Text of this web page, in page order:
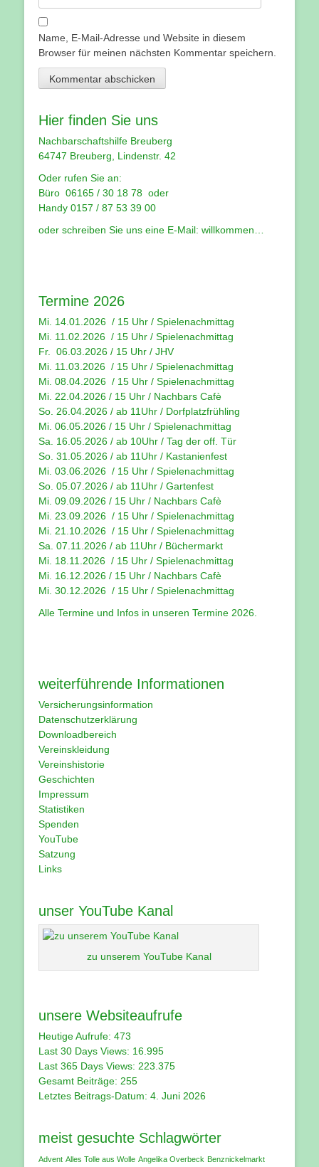
Name, E-Mail-Adresse und Website in diesem
Browser für meinen nächsten Kommentar speichern.
Hier finden Sie uns
Nachbarschaftshilfe Breuberg
64747 Breuberg, Lindenstr. 42
Oder rufen Sie an:
Büro 06165 / 30 18 78 oder
Handy 0157 / 87 53 39 00
oder schreiben Sie uns eine E-Mail: willkommen…
Termine 2026
Mi. 14.01.2026 / 15 Uhr / Spielenachmittag
Mi. 11.02.2026 / 15 Uhr / Spielenachmittag
Fr. 06.03.2026 / 15 Uhr / JHV
Mi. 11.03.2026 / 15 Uhr / Spielenachmittag
Mi. 08.04.2026 / 15 Uhr / Spielenachmittag
Mi. 22.04.2026 / 15 Uhr / Nachbars Cafè
So. 26.04.2026 / ab 11Uhr / Dorfplatzfrühling
Mi. 06.05.2026 / 15 Uhr / Spielenachmittag
Sa. 16.05.2026 / ab 10Uhr / Tag der off. Tür
So. 31.05.2026 / ab 11Uhr / Kastanienfest
Mi. 03.06.2026 / 15 Uhr / Spielenachmittag
So. 05.07.2026 / ab 11Uhr / Gartenfest
Mi. 09.09.2026 / 15 Uhr / Nachbars Cafè
Mi. 23.09.2026 / 15 Uhr / Spielenachmittag
Mi. 21.10.2026 / 15 Uhr / Spielenachmittag
Sa. 07.11.2026 / ab 11Uhr / Büchermarkt
Mi. 18.11.2026 / 15 Uhr / Spielenachmittag
Mi. 16.12.2026 / 15 Uhr / Nachbars Cafè
Mi. 30.12.2026 / 15 Uhr / Spielenachmittag
Alle Termine und Infos in unseren Termine 2026
weiterführende Informationen
Versicherungsinformation
Datenschutzerklärung
Downloadbereich
Vereinskleidung
Vereinshistorie
Geschichten
Impressum
Statistiken
Spenden
YouTube
Satzung
Links
unser YouTube Kanal
zu unserem YouTube Kanal
unsere Websiteaufrufe
Heutige Aufrufe: 473
Last 30 Days Views: 16.995
Last 365 Days Views: 223.375
Gesamt Beiträge: 255
Letztes Beitrags-Datum: 4. Juni 2026
meist gesuchte Schlagwörter
Advent Alles Tolle aus Wolle Angelika Overbeck Benznickelmarkt